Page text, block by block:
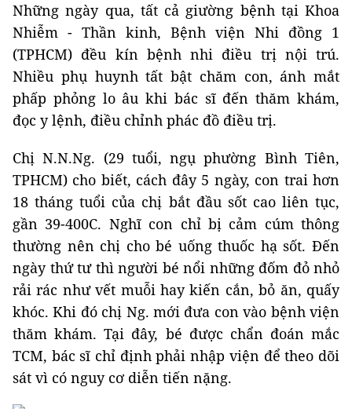
Những ngày qua, tất cả giường bệnh tại Khoa
Nhiễm - Thần kinh, Bệnh viện Nhi đồng 1
(TPHCM) đều kín bệnh nhi điều trị nội trú.
Nhiều phụ huynh tất bật chăm con, ánh mắt
phấp phỏng lo âu khi bác sĩ đến thăm khám,
đọc y lệnh, điều chỉnh phác đồ điều trị.
Chị N.N.Ng. (29 tuổi, ngụ phường Bình Tiên,
TPHCM) cho biết, cách đây 5 ngày, con trai hơn
18 tháng tuổi của chị bắt đầu sốt cao liên tục,
gần 39-400C. Nghĩ con chỉ bị cảm cúm thông
thường nên chị cho bé uống thuốc hạ sốt. Đến
ngày thứ tư thì người bé nổi những đốm đỏ nhỏ
rải rác như vết muỗi hay kiến cắn, bỏ ăn, quấy
khóc. Khi đó chị Ng. mới đưa con vào bệnh viện
thăm khám. Tại đây, bé được chẩn đoán mắc
TCM, bác sĩ chỉ định phải nhập viện để theo dõi
sát vì có nguy cơ diễn tiến nặng.